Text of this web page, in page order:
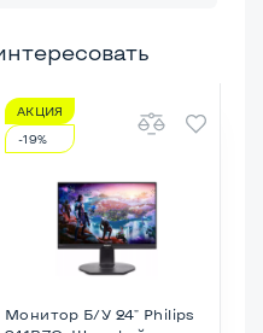
АКЦИЯ
-19%
Монитор Б/У 24" Philips